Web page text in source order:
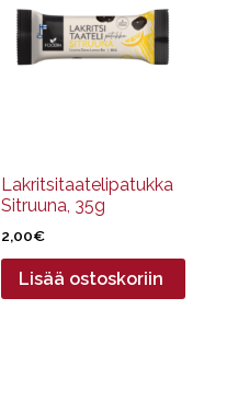
Lakritsitaatelipatukka
Sitruuna, 35g
2,00€
Lisää ostoskoriin